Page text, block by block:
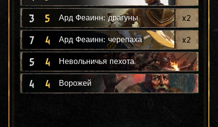
3 5 Ард Феаинн: драгуны x2
7 4 Ард Феаинн: черепаха x2
5 4 Невольничья пехота
4 4 Ворожей